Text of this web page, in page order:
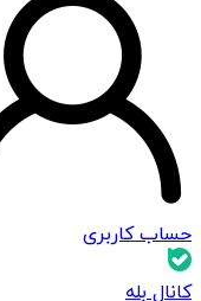
حساب کاربری
کانال بله